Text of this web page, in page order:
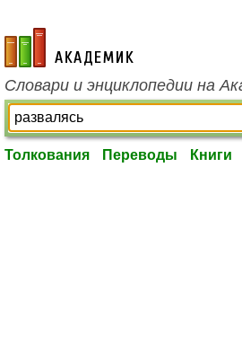
academic.ru
Словари и энциклопедии на
Толкования Переводы Книги